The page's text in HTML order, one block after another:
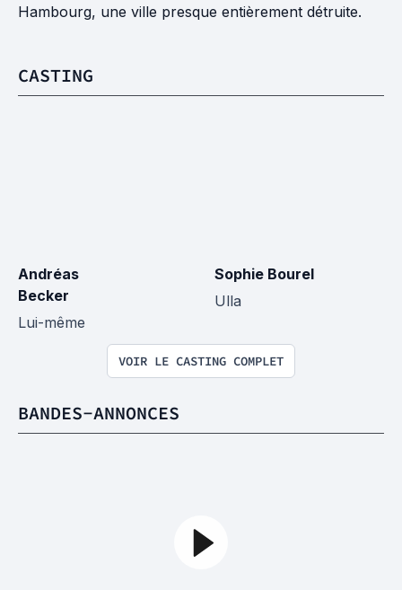
Hambourg, une ville presque entièrement détruite.
CASTING
Andréas
Becker
Lui-même
Sophie Bourel
Ulla
VOIR LE CASTING COMPLET
BANDES-ANNONCES